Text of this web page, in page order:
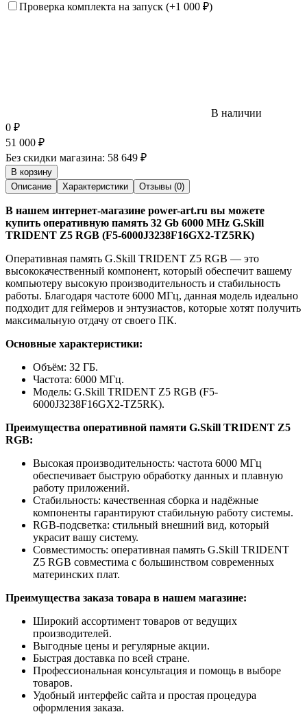
Проверка комплекта на запуск (+1 000 ₽)
В наличии
0 ₽
51 000 ₽
Без скидки магазина: 58 649 ₽
В корзину
Описание
Характеристики Отзывы (0)
В нашем интернет-магазине power-art.ru вы можете
купить оперативную память 32 Gb 6000 MHz G.Skill
TRIDENT Z5 RGB (F5-6000J3238F16GX2-TZ5RK)
Оперативная память G.Skill TRIDENT Z5 RGB — это
высококачественный компонент, который обеспечит вашему
компьютеру высокую производительность и стабильность
работы. Благодаря частоте 6000 МГц, данная модель идеально
подходит для геймеров и энтузиастов, которые хотят получить
максимальную отдачу от своего ПК.
Основные характеристики:
Объём: 32 ГБ.
Частота: 6000 МГц.
Модель: G.Skill TRIDENT Z5 RGB (F5-
6000J3238F16GX2-TZ5RK).
Преимущества оперативной памяти G.Skill TRIDENT Z5
RGB:
Высокая производительность: частота 6000 МГц
обеспечивает быструю обработку данных и плавную
работу приложений.
Стабильность: качественная сборка и надёжные
компоненты гарантируют стабильную работу системы.
RGB-подсветка: стильный внешний вид, который
украсит вашу систему.
Совместимость: оперативная память G.Skill TRIDENT
Z5 RGB совместима с большинством современных
материнских плат.
Преимущества заказа товара в нашем магазине:
Широкий ассортимент товаров от ведущих
производителей.
Выгодные цены и регулярные акции.
Быстрая доставка по всей стране.
Профессиональная консультация и помощь в выборе
товаров.
Удобный интерфейс сайта и простая процедура
оформления заказа.